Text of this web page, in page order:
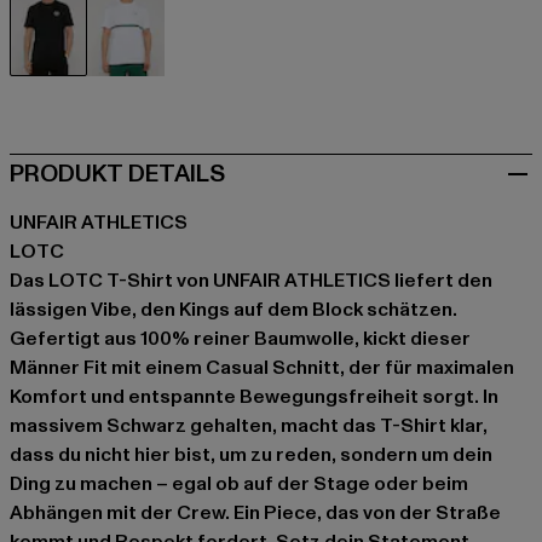
PRODUKT DETAILS
UNFAIR ATHLETICS
LOTC
Das LOTC T-Shirt von UNFAIR ATHLETICS liefert den
lässigen Vibe, den Kings auf dem Block schätzen.
Gefertigt aus 100% reiner Baumwolle, kickt dieser
Männer Fit mit einem Casual Schnitt, der für maximalen
Komfort und entspannte Bewegungsfreiheit sorgt. In
massivem Schwarz gehalten, macht das T-Shirt klar,
dass du nicht hier bist, um zu reden, sondern um dein
Ding zu machen – egal ob auf der Stage oder beim
Abhängen mit der Crew. Ein Piece, das von der Straße